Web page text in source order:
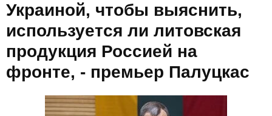
Украиной, чтобы выяснить,
используется ли литовская
продукция Россией на
фронте, - премьер Палуцкас